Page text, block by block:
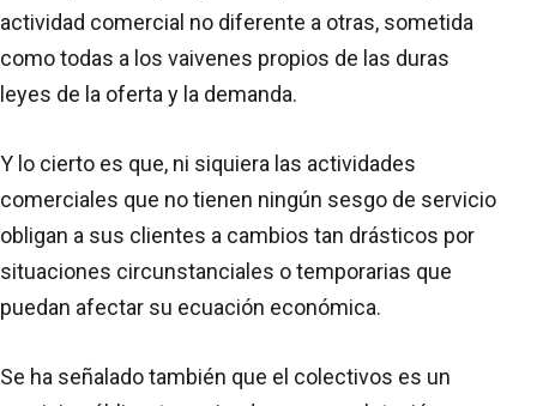
actividad comercial no diferente a otras, sometida
como todas a los vaivenes propios de las duras
leyes de la oferta y la demanda.
Y lo cierto es que, ni siquiera las actividades
comerciales que no tienen ningún sesgo de servicio
obligan a sus clientes a cambios tan drásticos por
situaciones circunstanciales o temporarias que
puedan afectar su ecuación económica.
Se ha señalado también que el colectivos es un